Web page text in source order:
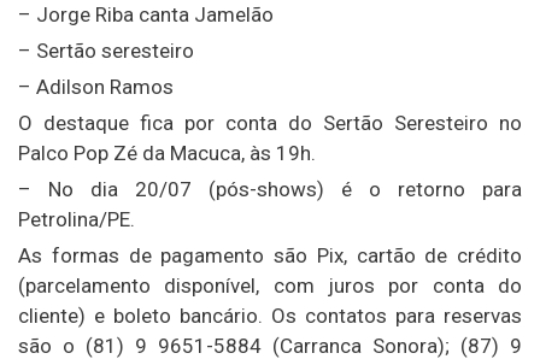
– Jorge Riba canta Jamelão
– Sertão seresteiro
– Adilson Ramos
O destaque fica por conta do Sertão Seresteiro no
Palco Pop Zé da Macuca, às 19h.
– No dia 20/07 (pós-shows) é o retorno para
Petrolina/PE.
As formas de pagamento são Pix, cartão de crédito
(parcelamento disponível, com juros por conta do
cliente) e boleto bancário. Os contatos para reservas
são o (81) 9 9651-5884 (Carranca Sonora); (87) 9